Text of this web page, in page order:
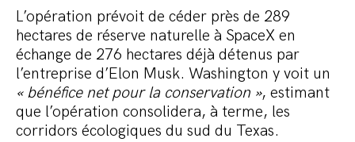
L’opération prévoit de céder près de 289
hectares de réserve naturelle à SpaceX en
échange de 276 hectares déjà détenus par
l’entreprise d’Elon Musk. Washington y voit un
« bénéfice net pour la conservation », estimant
que l’opération consolidera, à terme, les
corridors écologiques du sud du Texas.